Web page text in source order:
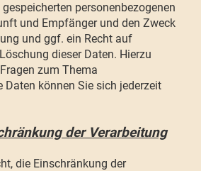
personenbezogenen
und Empfänger und den Zweck
und ggf. ein Recht auf
dieser Daten. Hierzu
zum Thema
Daten können Sie sich jederzeit
der Verarbeitung
die Einschränkung der